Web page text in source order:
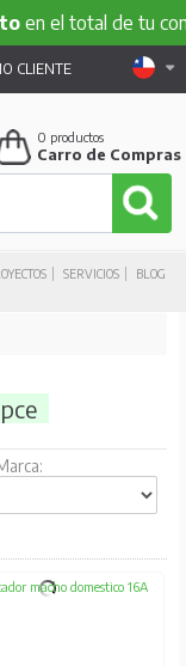
el total de tu
SERVICIOS
BLOG
CLIENTE
0 productos
Carro de Compras
pce